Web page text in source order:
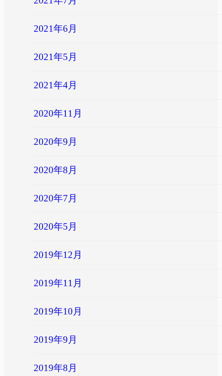
2021年6月
2021年5月
2021年4月
2020年11月
2020年9月
2020年8月
2020年7月
2020年5月
2019年12月
2019年11月
2019年10月
2019年9月
2019年8月